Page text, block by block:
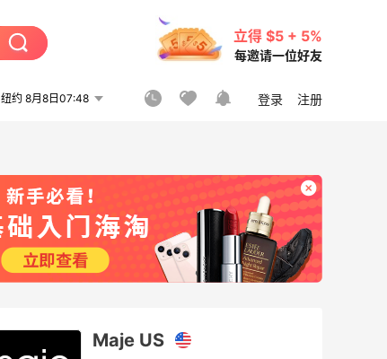
立得 $5 + 5%
每邀请一位好友
纽约 8月8日07:48 登录 注册
Maje US